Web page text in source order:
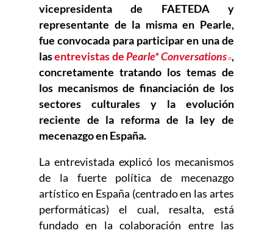
vicepresidenta de FAETEDA y
representante de la misma en Pearle,
fue convocada para participar en una de
lasentrevistas dePearle* Conversations Abre en
,
concretamente tratando los temas de
los mecanismos de financiación de los
sectores culturales y la evolución
reciente de la reforma de la ley de
mecenazgo en España.
La entrevistada explicó los mecanismos
de la fuerte política de mecenazgo
artístico en España (centrado en las artes
performáticas) el cual, resalta, está
fundado en la colaboración entre las